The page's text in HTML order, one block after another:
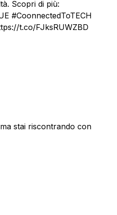
Scopri di più:
#CoonnectedToTECH
t.co/FJksRUWZBD
stai riscontrando con